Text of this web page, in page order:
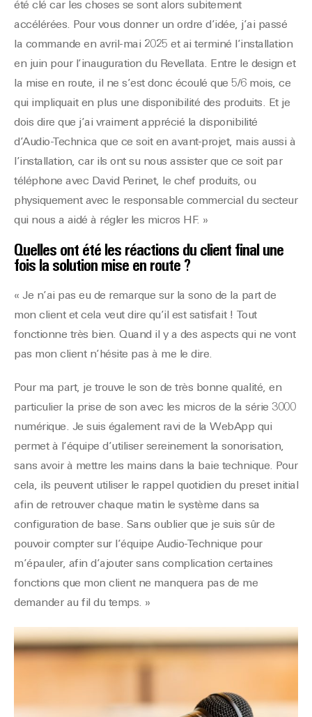
été clé car les choses se sont alors subitement
accélérées. Pour vous donner un ordre d’idée, j’ai passé
la commande en avril-mai 2025 et ai terminé l’installation
en juin pour l’inauguration du Revellata. Entre le design et
la mise en route, il ne s’est donc écoulé que 5/6 mois, ce
qui impliquait en plus une disponibilité des produits. Et je
dois dire que j’ai vraiment apprécié la disponibilité
d’Audio-Technica que ce soit en avant-projet, mais aussi à
l’installation, car ils ont su nous assister que ce soit par
téléphone avec David Perinet, le chef produits, ou
physiquement avec le responsable commercial du secteur
qui nous a aidé à régler les micros HF. »
Quelles ont été les réactions du client final une
fois la solution mise en route ?
« Je n’ai pas eu de remarque sur la sono de la part de
mon client et cela veut dire qu’il est satisfait ! Tout
fonctionne très bien. Quand il y a des aspects qui ne vont
pas mon client n’hésite pas à me le dire.
Pour ma part, je trouve le son de très bonne qualité, en
particulier la prise de son avec les micros de la série 3000
numérique. Je suis également ravi de la WebApp qui
permet à l’équipe d’utiliser sereinement la sonorisation,
sans avoir à mettre les mains dans la baie technique. Pour
cela, ils peuvent utiliser le rappel quotidien du preset initial
afin de retrouver chaque matin le système dans sa
configuration de base. Sans oublier que je suis sûr de
pouvoir compter sur l’équipe Audio-Technique pour
m’épauler, afin d’ajouter sans complication certaines
fonctions que mon client ne manquera pas de me
demander au fil du temps. »